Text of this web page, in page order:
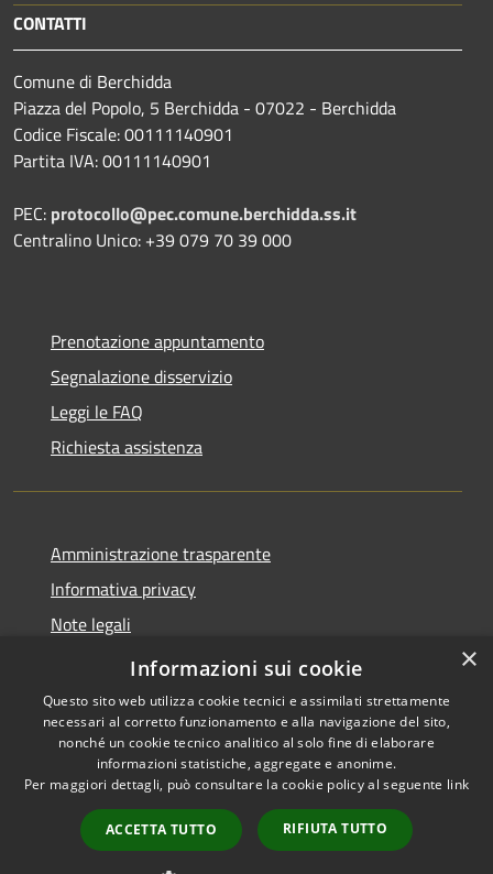
CONTATTI
Comune di Berchidda
Piazza del Popolo, 5 Berchidda - 07022 - Berchidda
Codice Fiscale: 00111140901
Partita IVA: 00111140901
PEC: protocollo@pec.comune.berchidda.ss.it
Centralino Unico: +39 079 70 39 000
Prenotazione appuntamento
Segnalazione disservizio
Leggi le FAQ
Richiesta assistenza
Amministrazione trasparente
Informativa privacy
Note legali
Dichiarazione di accessibilità
Accessibilità
Copyright © 2026 • Comune di
Berchidda • Powered by
Municipium•
Accesso
redazione
×
Informazioni sui cookie
Questo sito web utilizza cookie tecnici e assimilati strettamente
necessari al corretto funzionamento e alla navigazione del sito,
nonché un cookie tecnico analitico al solo fine di elaborare
informazioni statistiche, aggregate e anonime.
Per maggiori dettagli, può consultare la cookie policy al seguente link
ACCETTA TUTTO RIFIUTA TUTTO